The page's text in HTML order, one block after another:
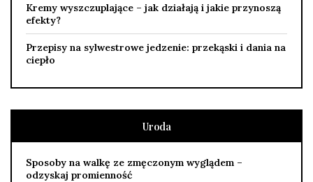
Kremy wyszczuplające – jak działają i jakie przynoszą
efekty?
Przepisy na sylwestrowe jedzenie: przekąski i dania na
ciepło
Uroda
Sposoby na walkę ze zmęczonym wyglądem –
odzyskaj promienność